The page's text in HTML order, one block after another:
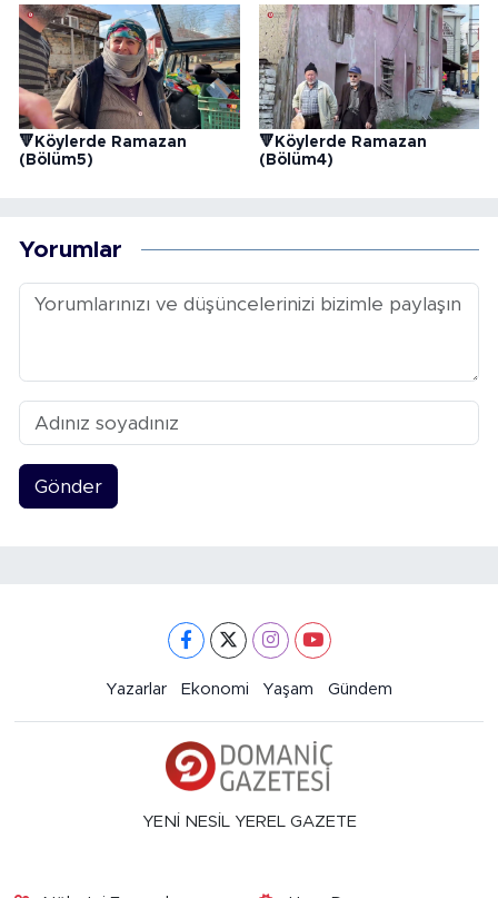
🔻Köylerde Ramazan
(Bölüm5)
🔻Köylerde Ramazan
(Bölüm4)
Yorumlar
Gönder
Yazarlar Ekonomi Yaşam Gündem
YENİ NESİL YEREL GAZETE